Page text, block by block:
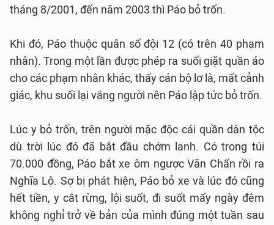
tháng 8/2001, đến năm 2003 thì Páo bỏ trốn.
Khi đó, Páo thuộc quân số đội 12 (có trên 40 phạm
nhân). Trong một lần được phép ra suối giặt quần áo
cho các phạm nhân khác, thấy cán bộ lơ là, mất cảnh
giác, khu suối lại vắng người nên Páo lập tức bỏ trốn.
Lúc y bỏ trốn, trên người mặc độc cái quần dân tộc
dù trời lúc đó đã bắt đầu chớm lạnh. Có trong túi
70.000 đồng, Páo bắt xe ôm ngược Văn Chấn rồi ra
Nghĩa Lộ. Sợ bị phát hiện, Páo bỏ xe và lúc đó cũng
hết tiền, y cắt rừng, lội suốt, đi suốt mấy ngày đêm
không nghỉ trở về bản của mình đúng một tuần sau